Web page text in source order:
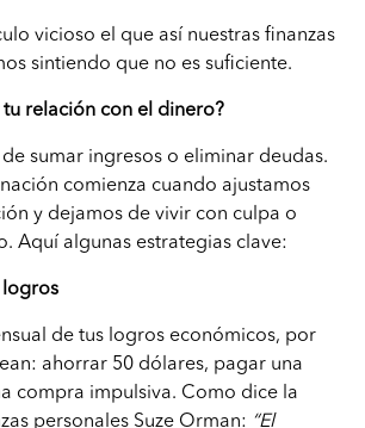
vicioso el que así nuestras finanzas
sintiendo que no es suficiente.
relación con el dinero?
sumar ingresos o eliminar deudas.
comienza cuando ajustamos
y dejamos de vivir con culpa o
Aquí algunas estrategias clave:
logros
de tus logros económicos, por
ahorrar 50 dólares, pagar una
compra impulsiva. Como dice la
personales Suze Orman: “El